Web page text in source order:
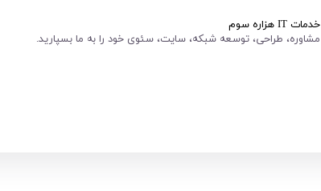
خدمات IT هزاره سوم
مشاوره، طراحی، توسعه شبکه، سایت، سئوی خود را به ما بسپارید.